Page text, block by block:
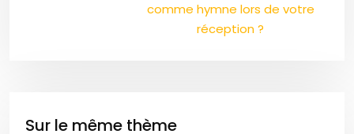
comme hymne lors de votre
réception ?
Sur le même thème